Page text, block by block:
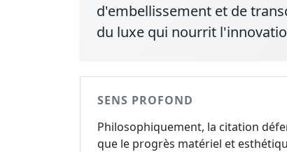
d'embellissement et de
du luxe qui nourrit
SENS PROFOND
Philosophiquement, la citation
que le progrès matériel et